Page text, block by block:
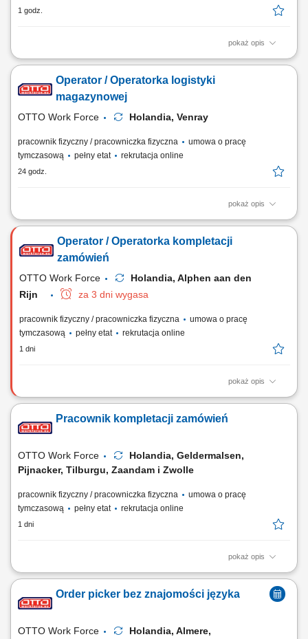
1 godz.
pokaż opis
Twoje codzienne zadania Pracujesz w nowoczesnym magazynie i
produkty za pomocą ręcznego skanera; Pakować produkty do skrzynek
lub pojemników; Podnosić produkty o różnej wadze; Pracować w
Operator / Operatorka logistyki
magazynowej
OTTO Work Force Holandia, Venray
pracownik fizyczny / pracowniczka fizyczna
umowa o pracę
tymczasową
pełny etat rekrutacja online
24 godz.
pokaż opis
Opis stanowiska: zbieranie i kompletowanie zamówień za pomocą
przed wysyłką; obsługa elektrycznego wózka paletowego (EPT)
transport i układanie towarów w magazynie; wykonywanie zadań
Operator / Operatorka kompletacji
zamówień
OTTO Work Force
Holandia, Alphen aan den
Rijn
za 3 dni wygasa
pracownik fizyczny / pracowniczka fizyczna
umowa o pracę
tymczasową
pełny etat rekrutacja online
1 dni
pokaż opis
Opis stanowiska Realizacja procesów magazynowych związanych z
przygotowywanie przesyłek do transportu; Kompletowanie zamówień
zgodnie z dokumentacją magazynową; Sortowanie, przepakowywanie i
Pracownik kompletacji zamówień
OTTO Work Force
Holandia, Geldermalsen,
Pijnacker, Tilburgu, Zaandam i Zwolle
pracownik fizyczny / pracowniczka fizyczna
umowa o pracę
tymczasową
pełny etat rekrutacja online
1 dni
pokaż opis
Twoje codzienne zadania Przygotowujesz zamówienia hurtowe dla
skanera ręcznego lub systemu voice pickingu; Podnosić i przenosić
paczki o różnej wadze; Zabezpieczać palety i przygotowywać je do
Order picker bez znajomości języka
OTTO Work Force
Holandia, Almere,